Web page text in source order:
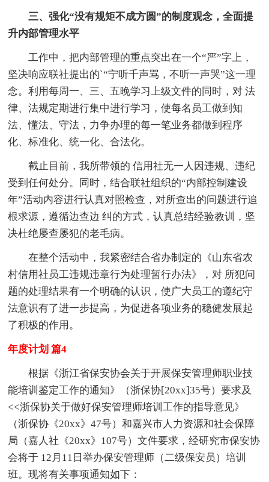
三、强化“没有规矩不成方圆”的制度观念，全面提
升内部管理水平
工作中，把内部管理的重点突出在一个“严”字上，
坚决响应联社提出的`“宁听千声骂，不听一声哭”这一理
念。利用每周一、三、五晚学习上级文件的同时，对 法
律、法规定期进行集中进行学习，使每名员工做到知
法、懂法、守法，力争办理的每一笔业务都做到程序
化、标准化、统一化、合法化。
截止目前，我所带领的 信用社无一人因违规、违纪
受到任何处分。同时，结合联社组织的“内部控制建设
年”活动内容进行认真对照检查，对所查出的问题进行追
根求源，遵循边查边 纠的方式，认真总结经验教训，坚
决杜绝屡查屡犯的老毛病。
在整个活动中，我紧密结合省办制定的《山东省农
村信用社员工违规违章行为处理暂行办法》，对 所犯问
题的处理结果有一个明确的认识，使广大员工的遵纪守
法意识有了进一步提高，为促进各项业务的稳健发展起
了积极的作用。
年度计划 篇4
根据《浙江省保安协会关于开展保安管理师职业技
能培训鉴定工作的通知》（浙保协[20xx]35号）要求及
<<浙保协关于做好保安管理师培训工作的指导意见》
（浙保协《20xx》47号）和嘉兴市人力资源和社会保障
局（嘉人社《20xx》107号）文件要求，经研究市保安协
会将于 12月11日举办保安管理师（二级保安员）培训
班。现将有关事项通知如下：